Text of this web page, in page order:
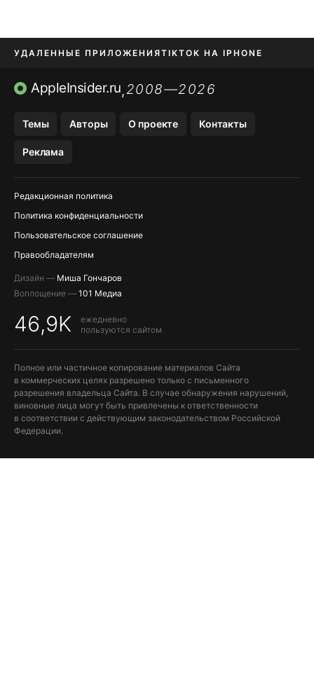
УДАЛЕННЫЕ ПРИЛОЖЕНИЯTIKTOK НА IPHONE
ПРИЛОЖЕНИЯ БЕЗ APP STORE
AppleInsider.ru,2008—2026
Темы Авторы О проекте Контакты
Реклама
Редакционная политика
Политика конфиденциальности
Пользовательское соглашение
Правообладателям
Дизайн — Миша Гончаров
Воплощение — 101 Медиа
46,9K
ежедневно
пользуются сайтом
Полное или частичное копирование материалов Сайта
в коммерческих целях разрешено только с письменного
разрешения владельца Сайта. В случае обнаружения нарушений,
виновные лица могут быть привлечены к ответственности
в соответствии с действующим законодательством Российской
Федерации.